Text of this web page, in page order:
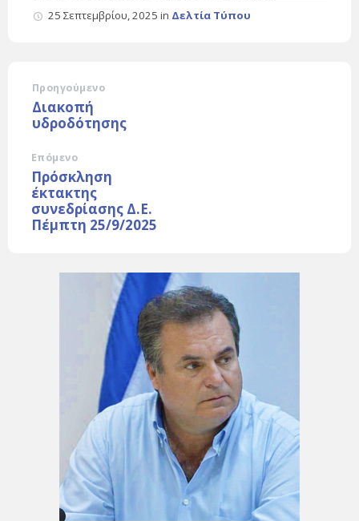
25 Σεπτεμβρίου, 2025 in Δελτία Τύπου
Προηγούμενο
Διακοπή
υδροδότησης
Επόμενο
Πρόσκληση
έκτακτης
συνεδρίασης Δ.Ε.
Πέμπτη 25/9/2025